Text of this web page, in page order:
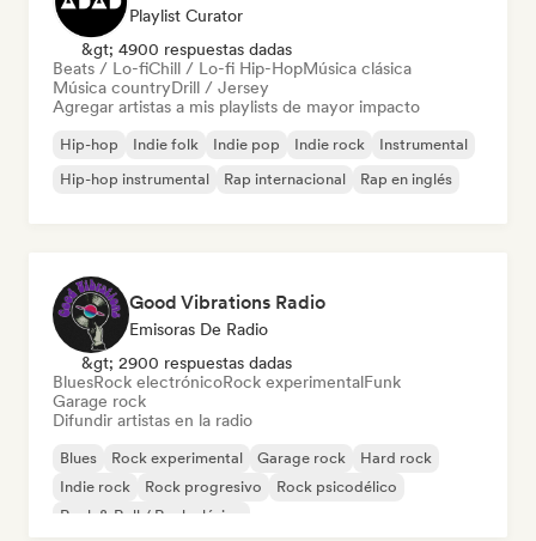
Playlist Curator
&gt; 4900 respuestas dadas
Beats / Lo-fiChill / Lo-fi Hip-HopMúsica clásica
Música countryDrill / Jersey
Agregar artistas a mis playlists de mayor impacto
Hip-hop Indie folk Indie pop Indie rock
Instrumental
Hip-hop instrumental
Rap internacional Rap en inglés
Good Vibrations Radio
Emisoras De Radio
&gt; 2900 respuestas dadas
BluesRock electrónicoRock experimentalFunk
Garage rock
Difundir artistas en la radio
Blues Rock experimental Garage rock
Hard rock
Indie rock
Rock progresivo
Rock psicodélico
Rock & Roll / Rock clásico